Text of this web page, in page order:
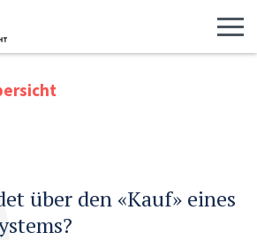
über den «Kauf» eines